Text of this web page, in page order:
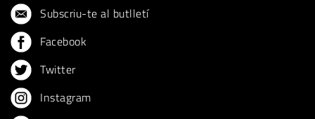
Subscriu-te al butlletí
Facebook
Twitter
Instagram